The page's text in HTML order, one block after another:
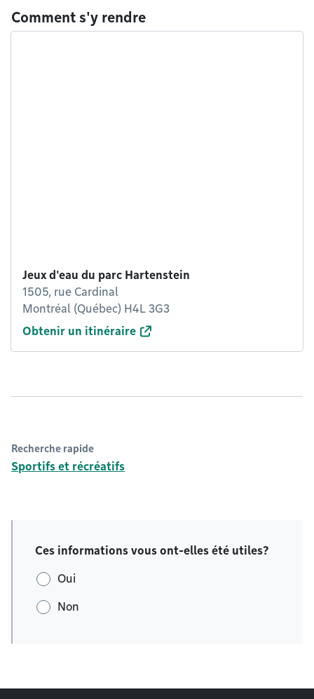
Comment s'y rendre
Jeux d'eau du parc Hartenstein
1505, rue Cardinal
Montréal (Québec) H4L 3G3
Obtenir un itinéraire
Recherche rapide
Sportifs et récréatifs
Ces informations vous ont-elles été utiles?
Oui
Non